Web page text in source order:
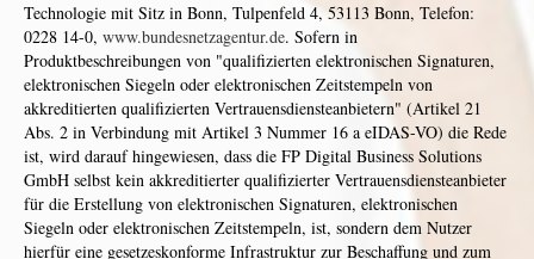
Technologie mit Sitz in Bonn, Tulpenfeld 4, 53113 Bonn, Telefon:
0228 14-0, www.bundesnetzagentur.de. Sofern in
Produktbeschreibungen von "qualifizierten elektronischen Signaturen,
elektronischen Siegeln oder elektronischen Zeitstempeln von
akkreditierten qualifizierten Vertrauensdiensteanbietern" (Artikel 21
Abs. 2 in Verbindung mit Artikel 3 Nummer 16 a eIDAS-VO) die Rede
ist, wird darauf hingewiesen, dass die FP Digital Business Solutions
GmbH selbst kein akkreditierter qualifizierter Vertrauensdiensteanbieter
für die Erstellung von elektronischen Signaturen, elektronischen
Siegeln oder elektronischen Zeitstempeln, ist, sondern dem Nutzer
hierfür eine gesetzeskonforme Infrastruktur zur Beschaffung und zum